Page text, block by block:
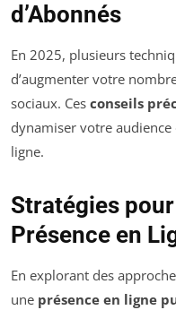
d’Abonnés
En 2025, plusieurs
d’augmenter votre
sociaux. Ces conseils
dynamiser votre
ligne.
Stratégies
Présence en
En explorant des
une présence en ligne